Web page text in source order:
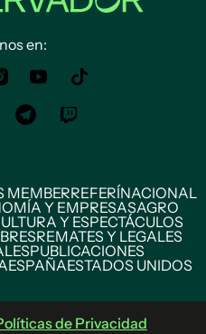
en:
MEMBERREFERÍNACIONAL
Y EMPRESASAGRO
Y ESPECTÁCULOS
REMATES Y LEGALES
PUBLICACIONES
ESPAÑAESTADOS UNIDOS
de Privacidad